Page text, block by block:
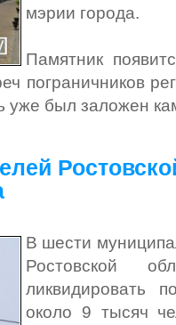
мэрии города.
Памятник
пограничников
уже был заложен
В шести
Ростовской
ликвидировать
около 9 тысяч